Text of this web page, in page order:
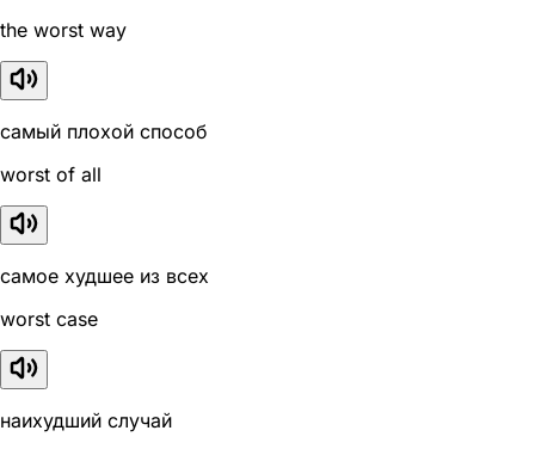
the worst way
самый плохой способ
worst of all
самое худшее из всех
worst case
наихудший случай